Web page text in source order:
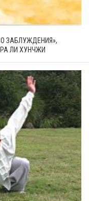
ЗАБЛУЖДЕНИЯ»,
ЛИ ХУНЧЖИ